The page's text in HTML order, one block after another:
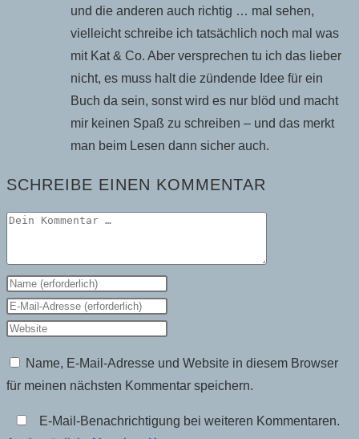
und die anderen auch richtig … mal sehen,
vielleicht schreibe ich tatsächlich noch mal was
mit Kat & Co. Aber versprechen tu ich das lieber
nicht, es muss halt die zündende Idee für ein
Buch da sein, sonst wird es nur blöd und macht
mir keinen Spaß zu schreiben – und das merkt
man beim Lesen dann sicher auch.
SCHREIBE EINEN KOMMENTAR
Kommentar
Gib
deinen
Namen
Benutzernamen
zum
Kommentieren
Gib
deine
Mail-
Adresse
zum
Gib
Website-
URL
ein
Name, E-Mail-Adresse und Website in diesem Browser
für meinen nächsten Kommentar speichern.
E-Mail-Benachrichtigung bei weiteren Kommentaren.